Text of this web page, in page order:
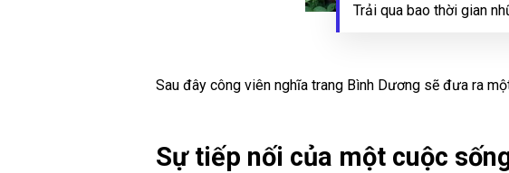
Trải qua bao thời gian
Sau đây công viên nghĩa trang Bình Dương sẽ đưa ra
Sự tiếp nối của một cuộc